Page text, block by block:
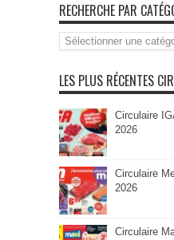
RECHERCHE PAR
Recherche
par
LES PLUS RÉCENTES
Circulaire
2026
Circulaire
2026
Circulaire